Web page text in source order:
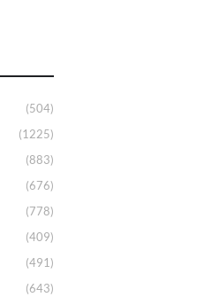
(504)
(1225)
(883)
(676)
(778)
(409)
(491)
(643)